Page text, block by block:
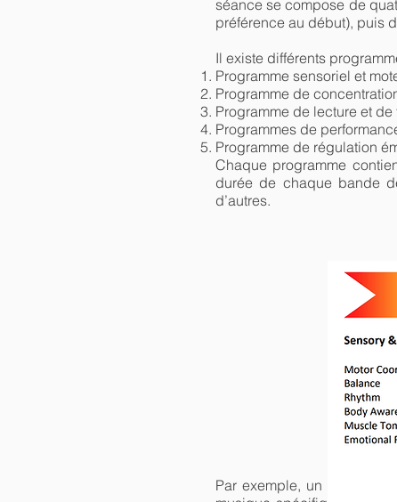
séance se compose de
préférence au début), puis
Il existe différents
Programme sensoriel et
Programme de
Programme de lecture et
Programmes de
Programme de régulation
Chaque programme
durée de chaque bande
d’autres.
Par exemple, un enfant